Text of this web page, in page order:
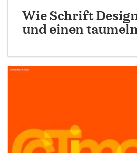
Wie Schrift
und einen